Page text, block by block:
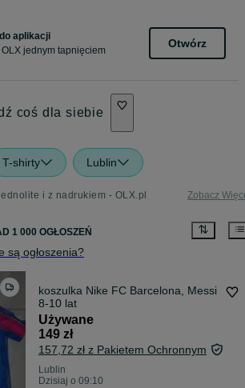
aplikacji
jednym tapnięciem
Otwórz
coś dla siebie
T-shirty Lublin
i z nadrukiem - OLX.pl Zobacz
1 000 OGŁOSZEŃ
są ogłoszenia?
koszulka Nike FC Barcelona, Messi
8-10 lat
Używane
149 zł
157,72 zł z Pakietem Ochronnym
Lublin
Dzisiaj o 09:10